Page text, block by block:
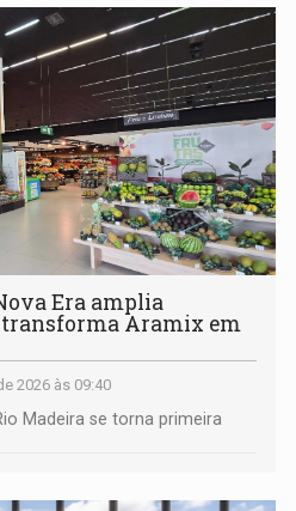
Era amplia
transforma Aramix em
2026 às 09:40
Madeira se torna primeira